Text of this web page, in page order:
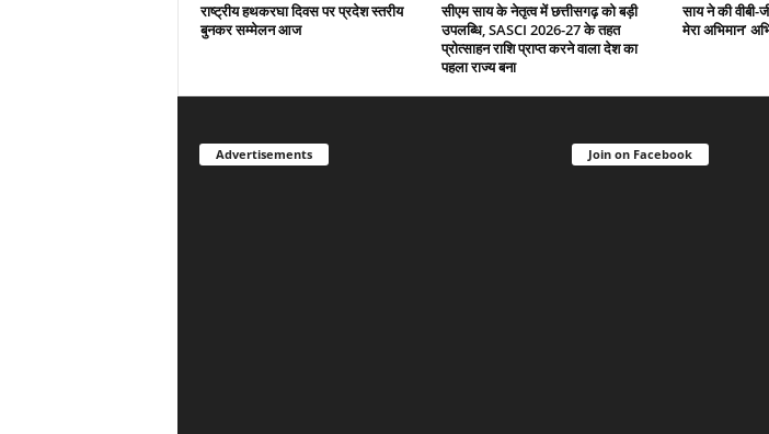
राष्ट्रीय हथकरघा दिवस पर प्रदेश स्तरीय
बुनकर सम्मेलन आज
सीएम साय के नेतृत्व में छत्तीसगढ़ को बड़ी
उपलब्धि, SASCI 2026-27 के तहत
प्रोत्साहन राशि प्राप्त करने वाला देश का
पहला राज्य बना
साय ने की वीबी-
मेरा अभिमान’
Advertisements Join on Facebook